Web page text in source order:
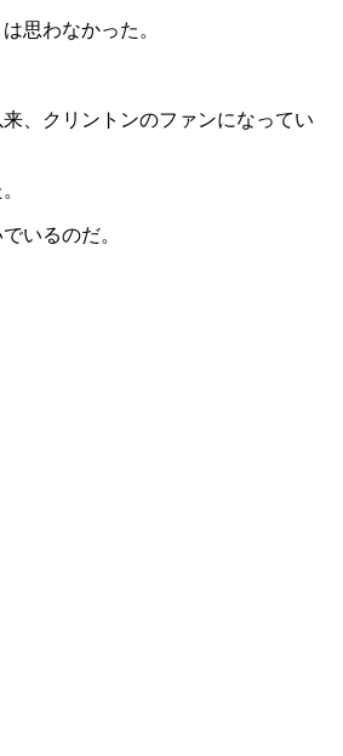
思わなかった。
、クリントンのファンになってい
いるのだ。